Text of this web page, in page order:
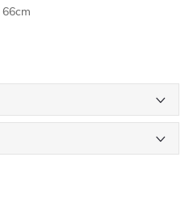
66cm